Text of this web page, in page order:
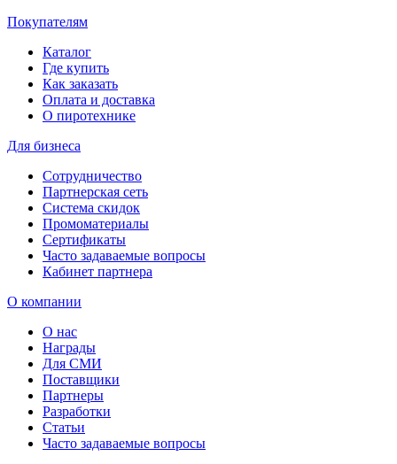
Покупателям
Каталог
Где купить
Как заказать
Оплата и доставка
О пиротехнике
Для бизнеса
Сотрудничество
Партнерская сеть
Система скидок
Промоматериалы
Сертификаты
Часто задаваемые вопросы
Кабинет партнера
О компании
О нас
Награды
Для СМИ
Поставщики
Партнеры
Разработки
Статьи
Часто задаваемые вопросы